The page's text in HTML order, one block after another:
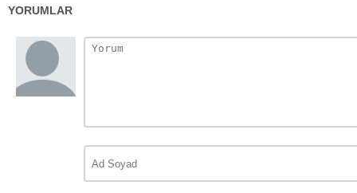
YORUMLAR